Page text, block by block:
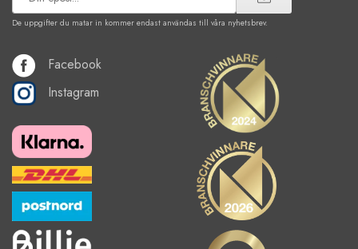
De uppgifter du matar in kommer endast användas till våra nyhetsbrev.
Facebook
Instagram